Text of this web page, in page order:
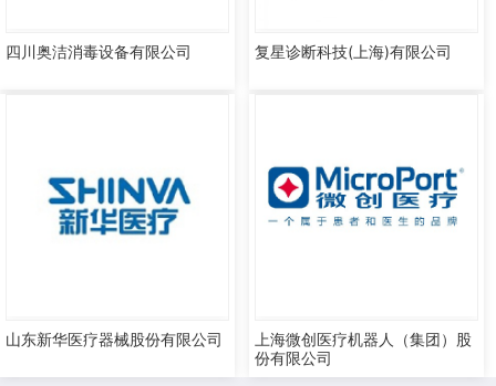
四川奥洁消毒设备有限公司 复星诊断科技(上海)有限公司
山东新华医疗器械股份有限公司
上海微创医疗机器人（集团）股
份有限公司